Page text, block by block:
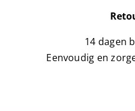
14 dagen
Eenvoudig en